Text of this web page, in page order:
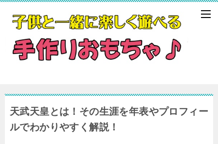
天武天皇とは！その生涯を年表やプロフィー
ルでわかりやすく解説！